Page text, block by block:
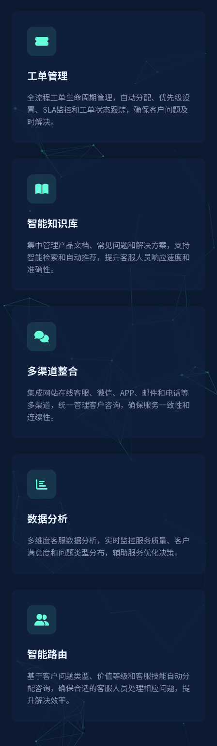
工单管理
全流程工单生命周期管理，自动分配、优先级设
置、SLA监控和工单状态跟踪，确保客户问题及
时解决。
智能知识库
集中管理产品文档、常见问题和解决方案，支持
智能检索和自动推荐，提升客服人员响应速度和
准确性。
多渠道整合
集成网站在线客服、微信、APP、邮件和电话等
多渠道，统一管理客户咨询，确保服务一致性和
连续性。
数据分析
多维度客服数据分析，实时监控服务质量、客户
满意度和问题类型分布，辅助服务优化决策。
智能路由
基于客户问题类型、价值等级和客服技能自动分
配咨询，确保合适的客服人员处理相应问题，提
升解决效率。